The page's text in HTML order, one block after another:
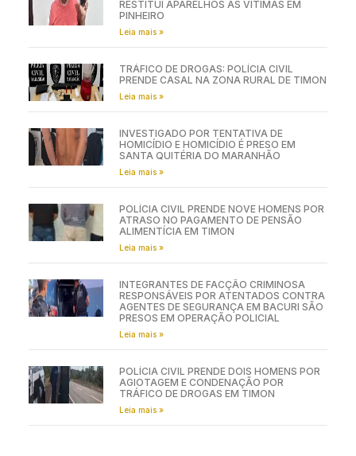
RESTITUI APARELHOS ÀS VÍTIMAS EM
PINHEIRO
Leia mais »
TRÁFICO DE DROGAS: POLÍCIA CIVIL
PRENDE CASAL NA ZONA RURAL DE TIMON
Leia mais »
INVESTIGADO POR TENTATIVA DE
HOMICÍDIO E HOMICÍDIO É PRESO EM
SANTA QUITÉRIA DO MARANHÃO
Leia mais »
POLÍCIA CIVIL PRENDE NOVE HOMENS POR
ATRASO NO PAGAMENTO DE PENSÃO
ALIMENTÍCIA EM TIMON
Leia mais »
INTEGRANTES DE FACÇÃO CRIMINOSA
RESPONSÁVEIS POR ATENTADOS CONTRA
AGENTES DE SEGURANÇA EM BACURI SÃO
PRESOS EM OPERAÇÃO POLICIAL
Leia mais »
POLÍCIA CIVIL PRENDE DOIS HOMENS POR
AGIOTAGEM E CONDENAÇÃO POR
TRÁFICO DE DROGAS EM TIMON
Leia mais »